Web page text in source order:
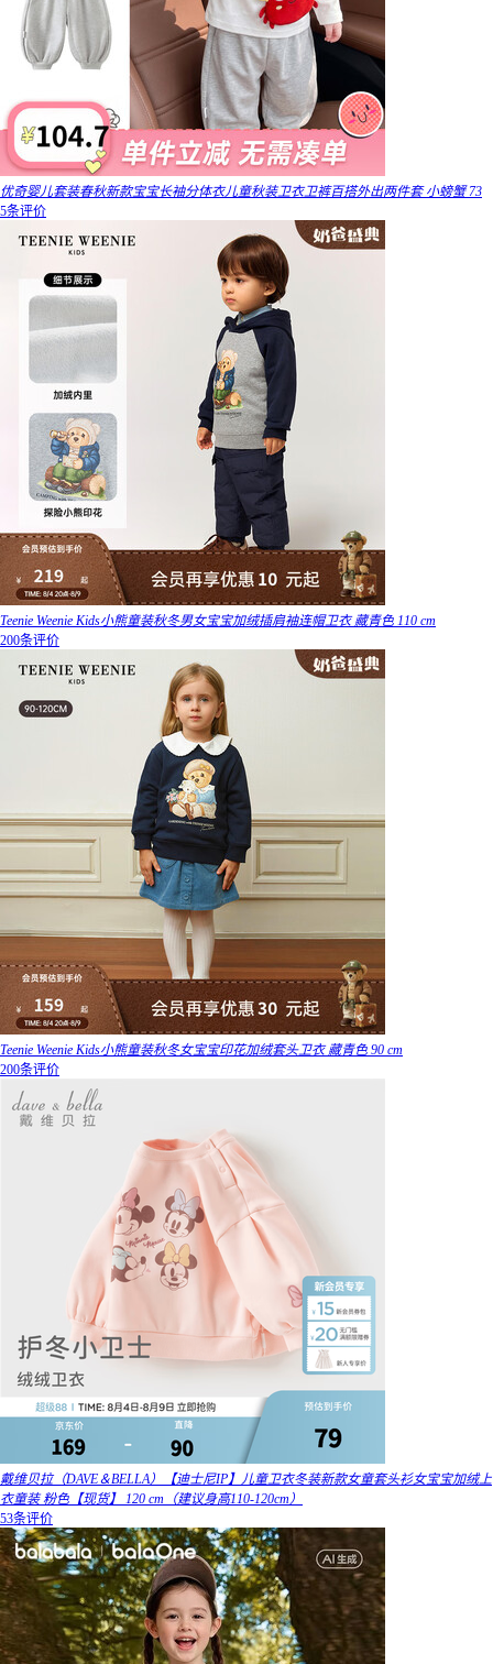
优奇婴儿套装春秋新款宝宝长袖分体衣儿童秋装卫衣卫裤百搭外出两件套 小螃蟹 73
5条评价
Teenie Weenie Kids小熊童装秋冬男女宝宝加绒插肩袖连帽卫衣 藏青色 110 cm
200条评价
Teenie Weenie Kids小熊童装秋冬女宝宝印花加绒套头卫衣 藏青色 90 cm
200条评价
戴维贝拉（DAVE＆BELLA）【迪士尼IP】儿童卫衣冬装新款女童套头衫女宝宝加绒上
衣童装 粉色【现货】 120 cm（建议身高110-120cm）
53条评价